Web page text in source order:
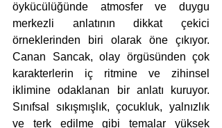
öykücülüğünde atmosfer ve duygu
merkezli anlatının dikkat çekici
örneklerinden biri olarak öne çıkıyor.
Canan Sancak, olay örgüsünden çok
karakterlerin iç ritmine ve zihinsel
iklimine odaklanan bir anlatı kuruyor.
Sınıfsal sıkışmışlık, çocukluk, yalnızlık
ve terk edilme gibi temalar yüksek